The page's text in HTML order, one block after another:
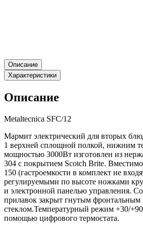
Описание
Характеристики
Описание
Metaltecnica SFC/12
Мармит электрический для вторых
1 верхней сплощной полкой, нижним
мощностью 3000Вт изготовлен из
304 с покрытием Scotch Brite.
150 (гастроемкости в комплект не
регулируемыми по высоте ножками
и электронной панелью управления.
прилавок закрыт гнутым фронтальным
стеклом.Температурный режим +30/
помощью цифрового термостата.